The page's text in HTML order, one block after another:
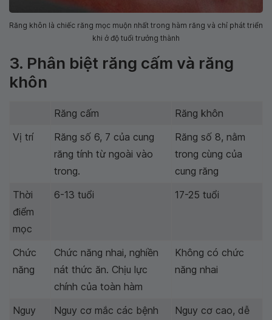
Răng khôn là chiếc răng mọc muộn nhất trong hàm răng và chỉ phát triển
khi ở độ tuổi trưởng thành
3. Phân biệt răng cấm và răng
khôn
Răng cấm
Răng khôn
Vị trí
Răng số 6, 7 của cung
răng tính từ ngoài vào
trong.
Răng số 8, nằm
trong cùng của
cung răng
Thời
điểm
mọc
6-13 tuổi 17-25 tuổi
Chức
năng
Chức năng nhai, nghiền
nát thức ăn. Chịu lực
chính của toàn hàm
Không có chức
năng nhai
Nguy
Nguy cơ mắc các bệnh
Nguy cơ cao, dễ